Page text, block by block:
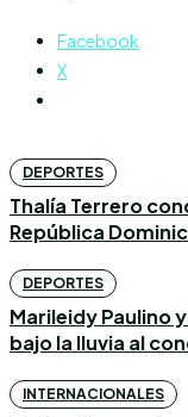
Facebook
X
DEPORTES
Thalía Terrero
República
DEPORTES
Marileidy Paulino
bajo la lluvia al
INTERNACIONALES